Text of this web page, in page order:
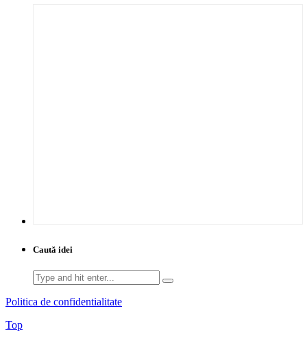
Caută idei
Search
for:
Politica de confidentialitate
Top